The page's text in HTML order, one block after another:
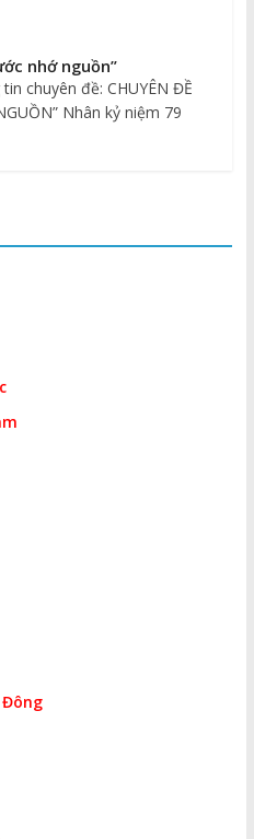
nhớ nguồn”
chuyên đề: CHUYÊN ĐỀ
Nhân kỷ niệm 79
Đông